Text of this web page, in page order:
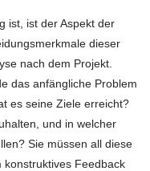
ist, ist der Aspekt der
dieser
nach dem Projekt.
das anfängliche Problem
es seine Ziele erreicht?
und in welcher
Sie müssen all diese
konstruktives Feedback